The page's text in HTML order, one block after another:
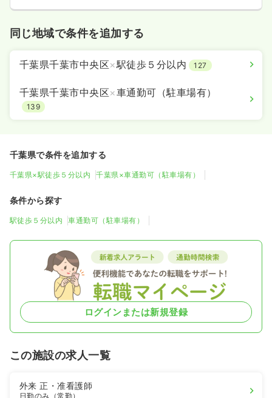
同じ地域で条件を追加する
千葉県千葉市中央区×駅徒歩５分以内 127
千葉県千葉市中央区×車通勤可（駐車場有）
139
千葉県で条件を追加する
千葉県×駅徒歩５分以内 千葉県×車通勤可（駐車場有）
条件から探す
駅徒歩５分以内 車通勤可（駐車場有）
ログインまたは新規登録
この施設の求人一覧
外来正・准看護師
日勤のみ（常勤）